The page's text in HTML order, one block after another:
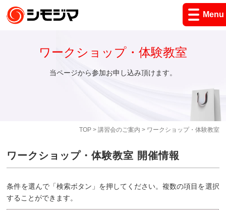
Menu
TOP> 講習会のご案内 > ワークショップ・体験教室
ワークショップ・体験教室
当ページから参加お申し込み頂けます。
ワークショップ・体験教室 開催情報
条件を選んで「検索ボタン」を押してください。複数の項目を選択
することができます。